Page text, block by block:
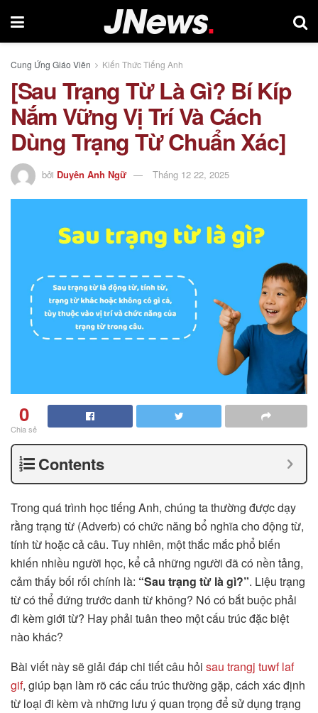
Cung Ứng Giáo Viên Kiến Thức Tiếng Anh
[Sau Trạng Từ Là Gì? Bí Kíp
Nắm Vững Vị Trí Và Cách
Dùng Trạng Từ Chuẩn Xác]
bởi Duyên Anh Ngữ Tháng 12 22, 2025
0
Chia sẻ
Contents
Trong quá trình học tiếng Anh, chúng ta thường được dạy
rằng trạng từ (Adverb) có chức năng bổ nghĩa cho động từ,
tính từ hoặc cả câu. Tuy nhiên, một thắc mắc phổ biến
khiến nhiều người học, kể cả những người đã có nền tảng,
cảm thấy bối rối chính là: “Sau trạng từ là gì?”. Liệu trạng
từ có thể đứng trước danh từ không? Nó có bắt buộc phải
đi kèm giới từ? Hay phải tuân theo một cấu trúc đặc biệt
nào khác?
Bài viết này sẽ giải đáp chi tiết câu hỏi sau trangj tuwf laf
gif, giúp bạn làm rõ các cấu trúc thường gặp, cách xác định
từ loại đi kèm và những lưu ý quan trọng để sử dụng trạng